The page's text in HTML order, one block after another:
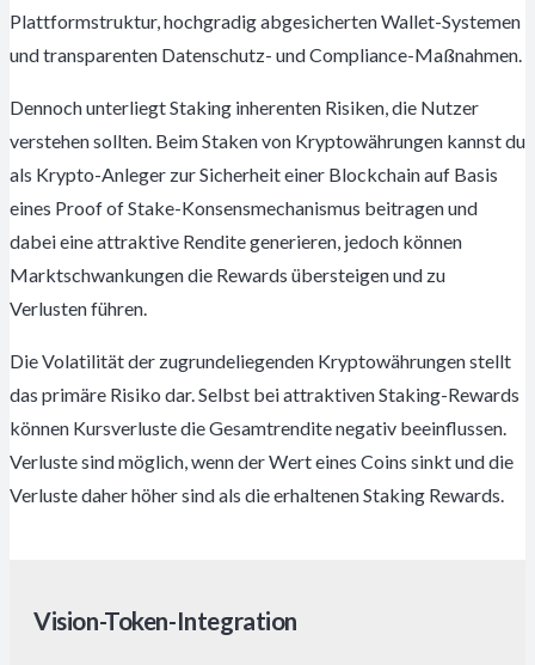
Plattformstruktur, hochgradig abgesicherten Wallet-Systemen
und transparenten Datenschutz- und Compliance-Maßnahmen.
Dennoch unterliegt Staking inherenten Risiken, die Nutzer
verstehen sollten. Beim Staken von Kryptowährungen kannst du
als Krypto-Anleger zur Sicherheit einer Blockchain auf Basis
eines Proof of Stake-Konsensmechanismus beitragen und
dabei eine attraktive Rendite generieren, jedoch können
Marktschwankungen die Rewards übersteigen und zu
Verlusten führen.
Die Volatilität der zugrundeliegenden Kryptowährungen stellt
das primäre Risiko dar. Selbst bei attraktiven Staking-Rewards
können Kursverluste die Gesamtrendite negativ beeinflussen.
Verluste sind möglich, wenn der Wert eines Coins sinkt und die
Verluste daher höher sind als die erhaltenen Staking Rewards.
Vision-Token-Integration